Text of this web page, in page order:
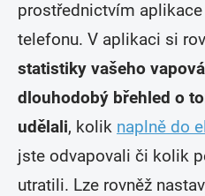
prostřednictvím
telefonu. V aplikaci si
statistiky vašeho
dlouhodobý břehled o
udělali, kolik naplně do
jste odvapovali či kolik
utratili. Lze rovněž